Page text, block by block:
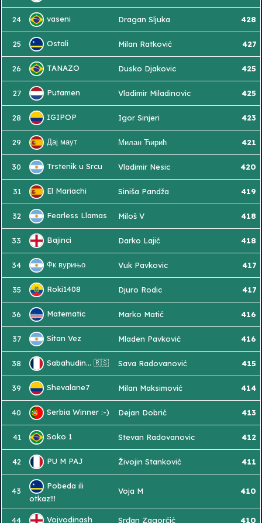
24 vaseni Dragan Sljuka 428
25 Ostali Milan Ratković 427
26 TANAZO Dusko Djakovic 425
27 Putamen Vladimir Miladinovic 425
28 IGIPOP Igor Sinjeri 423
29 Дај маут Милан Ћирић 421
30 Trstenik u Srcu Vladimir Nesic 420
31 El Mariachi Siniša Pandža 419
32 Fearless Llamas Miloš V 418
33 Bajinci Darko Lajić 418
34 Фк вурињо Vuk Pavkovic 417
35 Roki1408 Djuro Rodic 417
36 Matematic Marko Matić 416
37 Sitan Vez Mladen Pavković 416
38 Sabahudin... 🇷🇸 Sava Radovanović 415
39 Shevalane7 Milan Maksimović 414
40 Serbia Winner :-) Dejan Dobrić 413
41 Soko 1 Stevan Radovanovic 412
42 PU M PAJ Živojin Stanković 411
43
Pobeda ili
otkaz!!!
Voja M 410
44 Vojvodinash Srđan Zagorčić 410